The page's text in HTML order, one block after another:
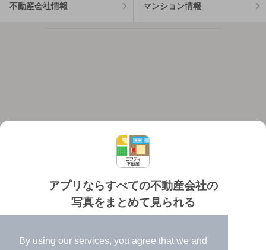
By using our services, you agree that we and
アプリならすべての不動産会社の
写真をまとめて見られる
✔️
高速表示で似た物件も見つけやすい
不動産会社情報 マンション情報
個人情報保護ポリシー 利用規約